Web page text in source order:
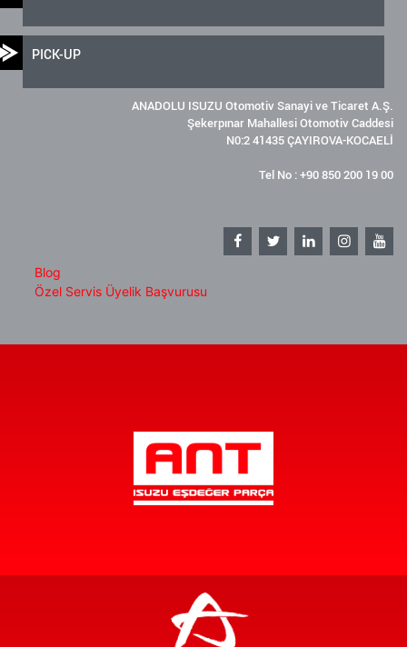
PICK-UP
ANADOLU ISUZU Otomotiv Sanayi ve Ticaret A.Ş.
Şekerpınar Mahallesi Otomotiv Caddesi
N0:2 41435 ÇAYIROVA-KOCAELİ
Tel No : +90 850 200 19 00
Blog
Özel Servis Üyelik Başvurusu